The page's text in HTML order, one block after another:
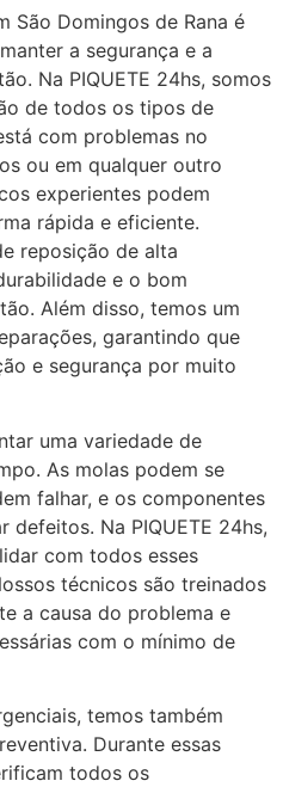
São Domingos de Rana é
a segurança e a
Na PIQUETE 24hs, somos
de todos os tipos de
com problemas no
ou em qualquer outro
experientes podem
rápida e eficiente.
reposição de alta
e o bom
Além disso, temos um
garantindo que
e segurança por muito
uma variedade de
As molas podem se
falhar, e os componentes
Na PIQUETE 24hs,
com todos esses
técnicos são treinados
a causa do problema e
com o mínimo de
temos também
Durante essas
todos os